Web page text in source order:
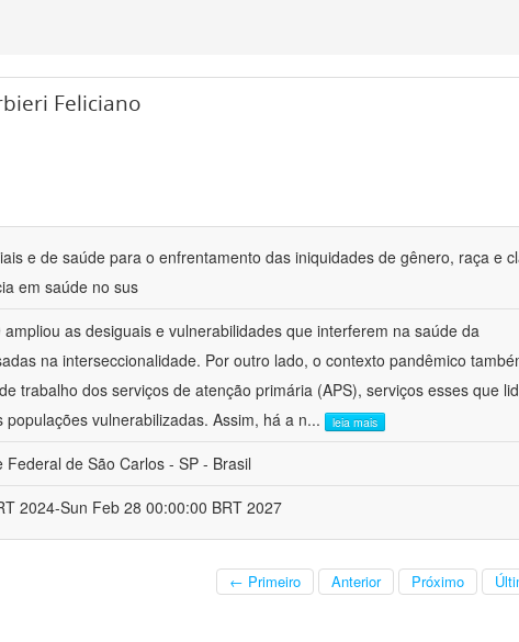
Feliciano
e de saúde para o enfrentamento das iniquidades de gênero, raça e
em saúde no sus
as desiguais e vulnerabilidades que interferem na saúde da
na interseccionalidade. Por outro lado, o contexto pandêmico
trabalho dos serviços de atenção primária (APS), serviços esses que
vulnerabilizadas. Assim, há a n... leia mais
Federal de São Carlos - SP - Brasil
2024-Sun Feb 28 00:00:00 BRT 2027
← Primeiro Anterior Próximo